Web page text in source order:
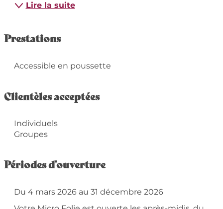
Lire la suite
Prestations
Accessible en poussette
Clientèles acceptées
Individuels
Groupes
Périodes d'ouverture
Du 4 mars 2026 au 31 décembre 2026